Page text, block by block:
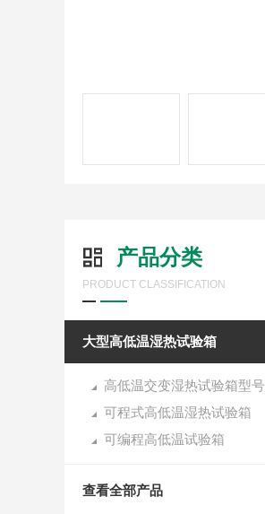
产品分类
PRODUCT CLASSIFICATION
大型高低温湿热试验箱
高低温交变湿热试验箱型号选择
可程式高低温湿热试验箱
可编程高低温试验箱
查看全部产品